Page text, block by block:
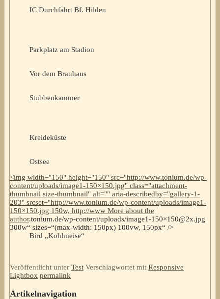
IC Durchfahrt Bf. Hilden
Parkplatz am Stadion
Vor dem Brauhaus
Stubbenkammer
Kreideküste
Ostsee
<img width="150" height="150" src="http://www.tonium.de/wp-
content/uploads/image1-150×150.jpg" class="attachment-
thumbnail size-thumbnail" alt="" aria-describedby="gallery-1-
203" srcset="http://www.tonium.de/wp-content/uploads/image1-
150×150.jpg 150w, http://www More about the
author.tonium.de/wp-content/uploads/image1-150×150@2x.jpg
300w“ sizes=“(max-width: 150px) 100vw, 150px“ />
Bird „Kohlmeise“
Veröffentlicht unter Test Verschlagwortet mit Responsive
Lightbox permalink
Artikelnavigation